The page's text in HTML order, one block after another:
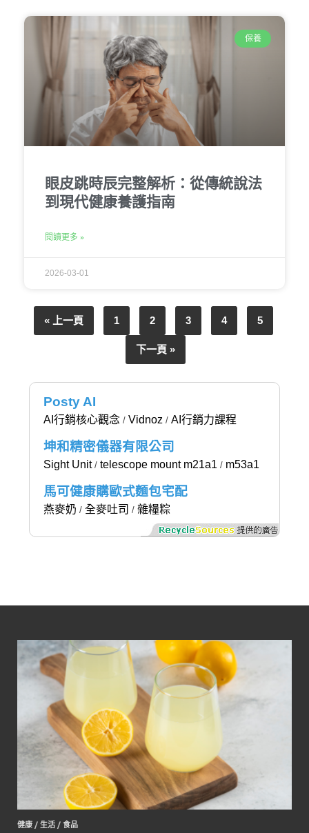
保養
眼皮跳時辰完整解析：從傳統說法
到現代健康養護指南
閱讀更多 »
2026-03-01
« 上一頁 1 2 3 4 5
下一頁 »
Posty AI
AI行銷核心觀念 / Vidnoz / AI行銷力課程
坤和精密儀器有限公司
Sight Unit/ telescope mount m21a1/ m53a1
馬可健康購歐式麵包宅配
燕麥奶 / 全麥吐司 / 雜糧粽
健康 / 生活 / 食品